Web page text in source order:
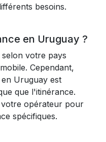
besoins.
en Uruguay ?
votre pays
Cependant,
Uruguay est
que l'itinérance.
votre opérateur pour
spécifiques.